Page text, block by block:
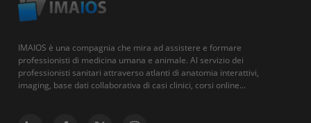
IMAIOS è una compagnia che mira ad assistere e formare
professionisti di medicina umana e animale. Al servizio dei
professionisti sanitari attraverso atlanti di anatomia interattivi,
imaging, base dati collaborativa di casi clinici, corsi online...